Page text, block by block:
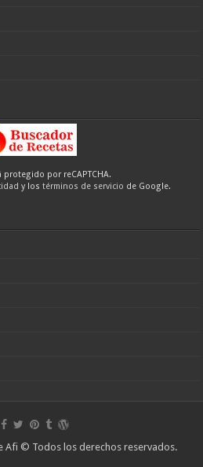
protegido por reCAPTCHA.
y los términos de servicio de Google.
Afi © Todos los derechos reservados.